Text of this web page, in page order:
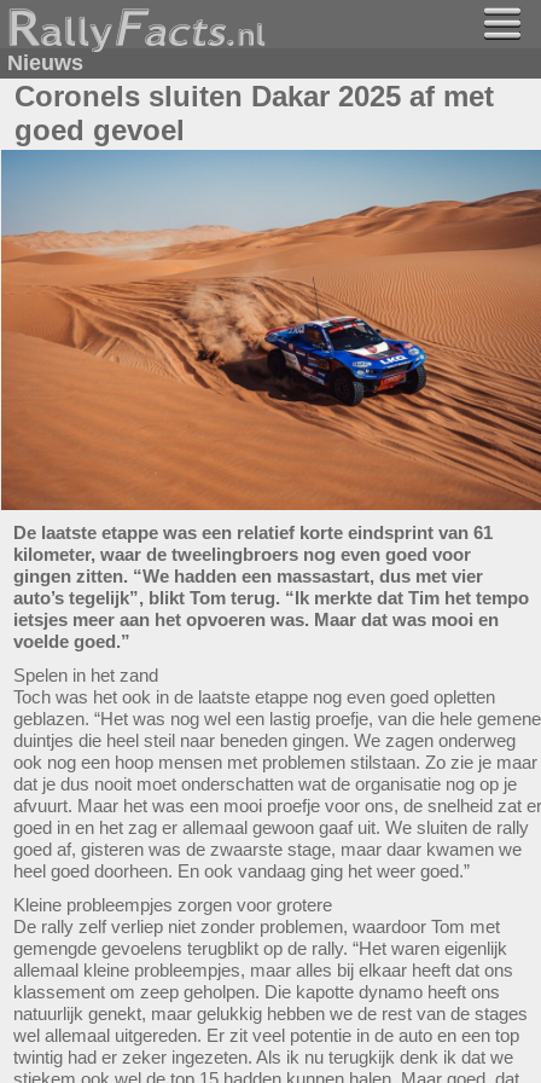
Nieuws
Coronels sluiten Dakar 2025 af met
goed gevoel
De laatste etappe was een relatief korte eindsprint van 61
kilometer, waar de tweelingbroers nog even goed voor
gingen zitten. “We hadden een massastart, dus met vier
auto’s tegelijk”, blikt Tom terug. “Ik merkte dat Tim het tempo
ietsjes meer aan het opvoeren was. Maar dat was mooi en
voelde goed.”
Spelen in het zand
Toch was het ook in de laatste etappe nog even goed opletten
geblazen. “Het was nog wel een lastig proefje, van die hele gemene
duintjes die heel steil naar beneden gingen. We zagen onderweg
ook nog een hoop mensen met problemen stilstaan. Zo zie je maar
dat je dus nooit moet onderschatten wat de organisatie nog op je
afvuurt. Maar het was een mooi proefje voor ons, de snelheid zat er
goed in en het zag er allemaal gewoon gaaf uit. We sluiten de rally
goed af, gisteren was de zwaarste stage, maar daar kwamen we
heel goed doorheen. En ook vandaag ging het weer goed.”
Kleine probleempjes zorgen voor grotere
De rally zelf verliep niet zonder problemen, waardoor Tom met
gemengde gevoelens terugblikt op de rally. “Het waren eigenlijk
allemaal kleine probleempjes, maar alles bij elkaar heeft dat ons
klassement om zeep geholpen. Die kapotte dynamo heeft ons
natuurlijk genekt, maar gelukkig hebben we de rest van de stages
wel allemaal uitgereden. Er zit veel potentie in de auto en een top
twintig had er zeker ingezeten. Als ik nu terugkijk denk ik dat we